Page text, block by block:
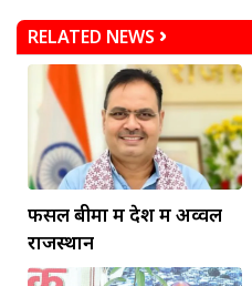
RELATED NEWS
फसल बीमा में देश में अव्वल
राजस्थान